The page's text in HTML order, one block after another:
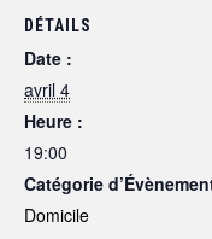
DÉTAILS
Date :
avril 4
Heure :
19:00
Catégorie
Domicile